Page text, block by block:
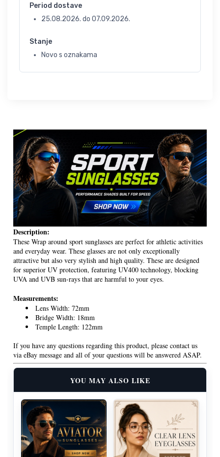
Period dostave
25.08.2026. do 07.09.2026.
Stanje
Novo s oznakama